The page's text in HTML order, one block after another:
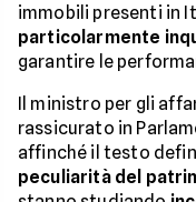
immobili presenti in
particolarmente
garantire le
Il ministro per gli
rassicurato in
affinché il testo
peculiarità del